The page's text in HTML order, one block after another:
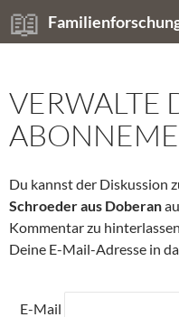
Zum
Inhalt
Suchen
VERWALTE
Du kannst der Diskussion
Schroeder aus Doberan
Kommentar zu
Deine E-Mail-Adresse in
E-Mail